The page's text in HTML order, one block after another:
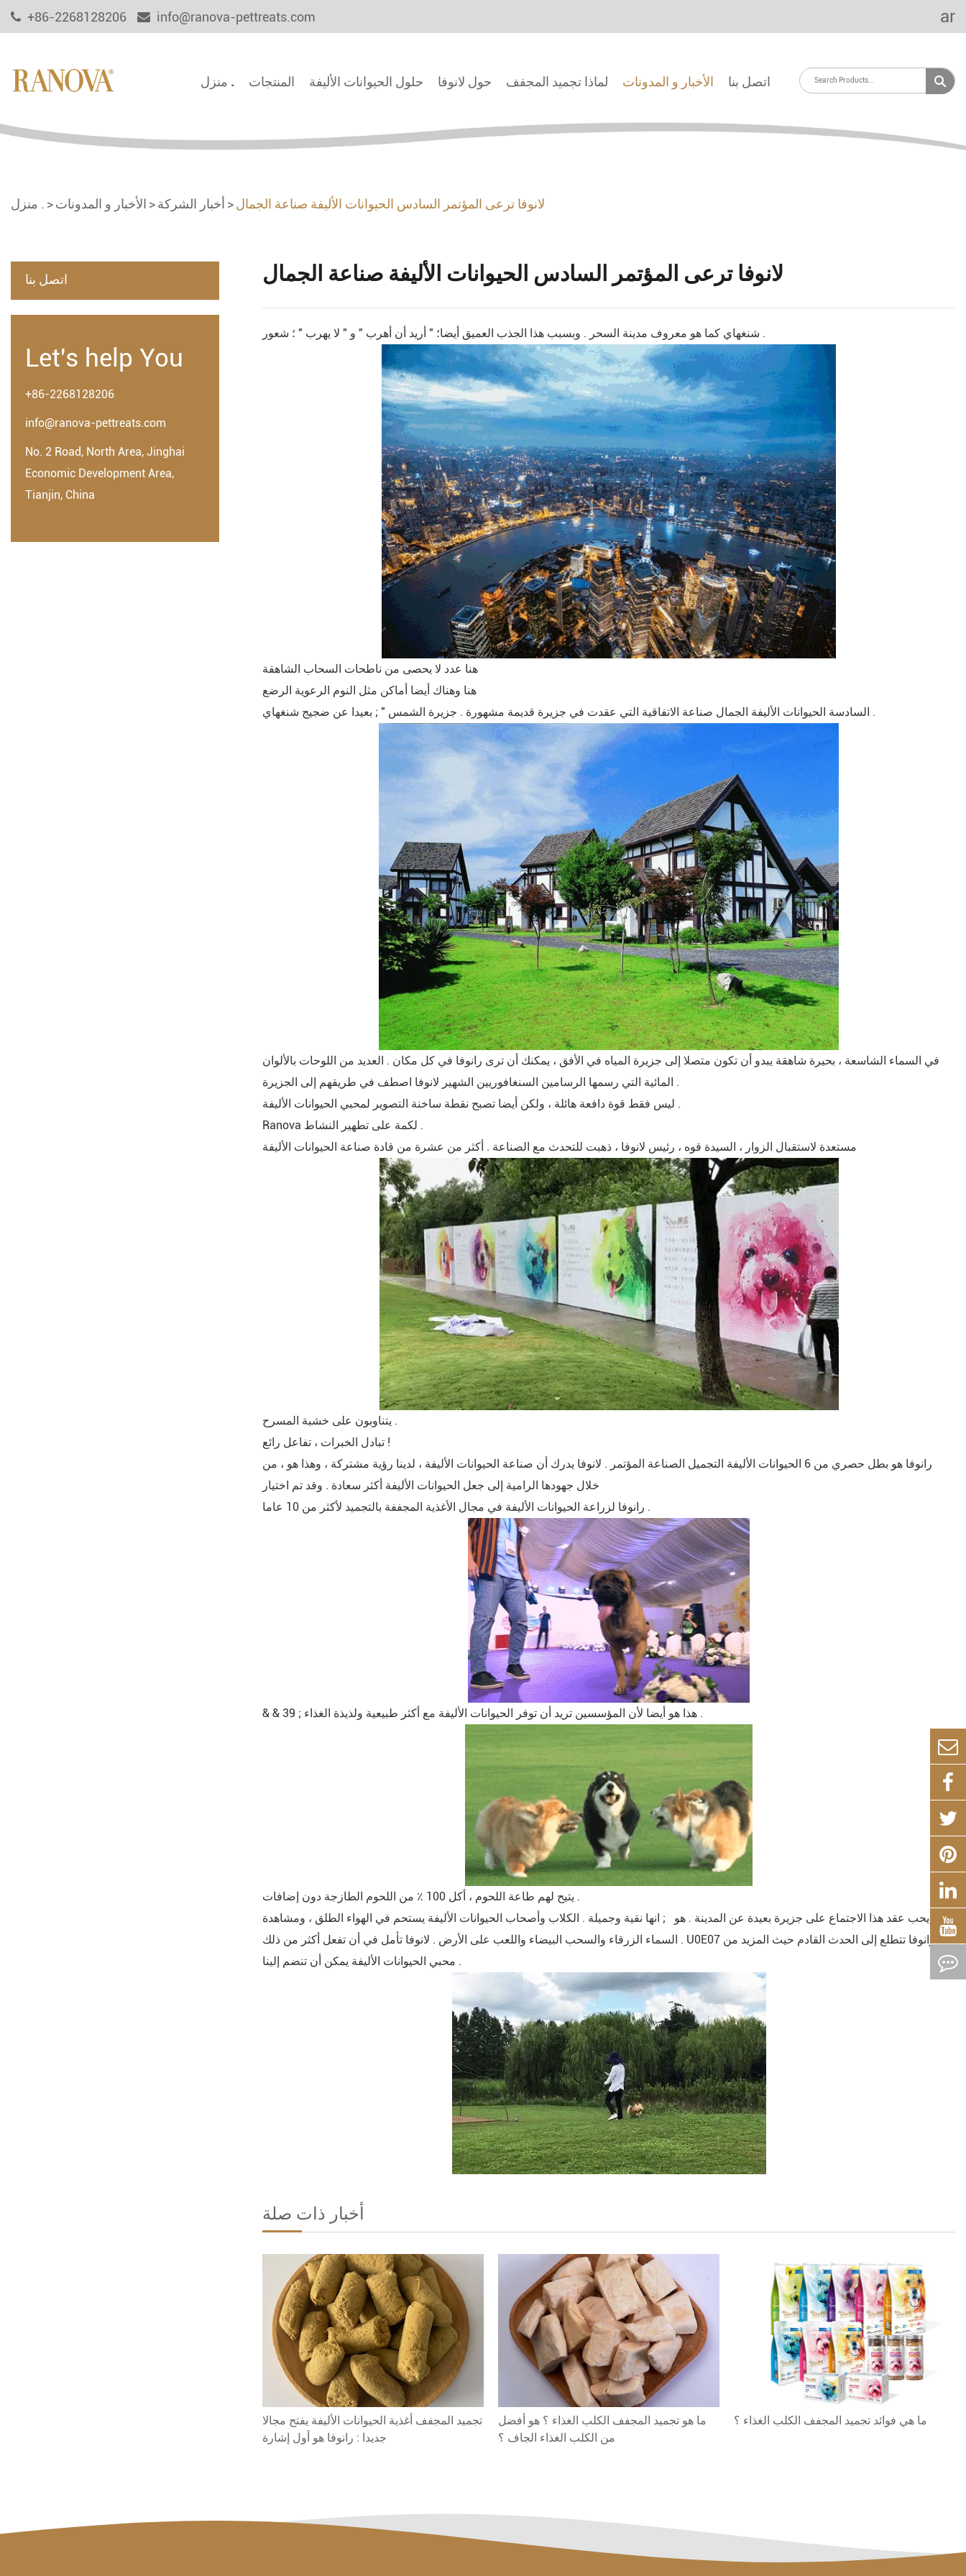
+86-2268128206 info@ranova-pettreats.com ar
منزل . المنتجات حلول الحيوانات الأليفة حول لانوفا لماذا تجميد المجفف الأخبار و المدونات اتصل بنا
منزل . الأخبار و المدونات أخبار الشركة لانوفا ترعى المؤتمر السادس الحيوانات الأليفة صناعة الجمال
اتصل بنا
Let's help You
+86-2268128206
info@ranova-pettreats.com
No. 2 Road, North Area, Jinghai
Economic Development Area,
Tianjin, China
لانوفا ترعى المؤتمر السادس الحيوانات الأليفة صناعة الجمال
شنغهاي كما هو معروف مدينة السحر . وبسبب هذا الجذب العميق أيضا؛ " أريد أن أهرب " و " لا يهرب " ؛ شعور .
هنا عدد لا يحصى من ناطحات السحاب الشاهقة
هنا وهناك أيضا أماكن مثل النوم الرعوية الرضع
السادسة الحيوانات الأليفة الجمال صناعة الاتفاقية التي عقدت في جزيرة قديمة مشهورة . جزيرة الشمس " ; بعيدا عن ضجيج شنغهاي .
في السماء الشاسعة ، بحيرة شاهقة يبدو أن تكون متصلا إلى جزيرة المياه في الأفق ، يمكنك أن ترى رانوفا في كل مكان . العديد من اللوحات بالألوان
المائية التي رسمها الرسامين السنغافوريين الشهير لانوفا اصطف في طريقهم إلى الجزيرة .
ليس فقط قوة دافعة هائلة ، ولكن أيضا تصبح نقطة ساخنة التصوير لمحبي الحيوانات الأليفة .
Ranova لكمة على تطهير النشاط .
مستعدة لاستقبال الزوار ، السيدة قوه ، رئيس لانوفا ، ذهبت للتحدث مع الصناعة . أكثر من عشرة من قادة صناعة الحيوانات الأليفة
يتناوبون على خشبة المسرح .
تبادل الخبرات ، تفاعل رائع !
رانوفا هو بطل حصري من 6 الحيوانات الأليفة التجميل الصناعة المؤتمر . لانوفا يدرك أن صناعة الحيوانات الأليفة ، لدينا رؤية مشتركة ، وهذا هو ، من
خلال جهودها الرامية إلى جعل الحيوانات الأليفة أكثر سعادة . وقد تم اختيار
رانوفا لزراعة الحيوانات الأليفة في مجال الأغذية المجففة بالتجميد لأكثر من 10 عاما .
& & 39 ; هذا هو أيضا لأن المؤسسين تريد أن توفر الحيوانات الأليفة مع أكثر طبيعية ولذيذة الغذاء .
يتيح لهم طاعة اللحوم ، أكل 100 ٪ من اللحوم الطازجة دون إضافات .
يحب عقد هذا الاجتماع على جزيرة بعيدة عن المدينة . هو ; انها نقية وجميلة . الكلاب وأصحاب الحيوانات الأليفة يستحم في الهواء الطلق ، ومشاهدة
السماء الزرقاء والسحب البيضاء واللعب على الأرض . لانوفا تأمل في أن تفعل أكثر من ذلك . U0E07 رانوفا تتطلع إلى الحدث القادم حيث المزيد من
محبي الحيوانات الأليفة يمكن أن تنضم إلينا .
أخبار ذات صلة
تجميد المجفف أغذية الحيوانات الأليفة يفتح مجالا
جديدا : رانوفا هو أول إشارة
ما هو تجميد المجفف الكلب الغذاء ؟ هو أفضل
من الكلب الغذاء الجاف ؟
ما هي فوائد تجميد المجفف الكلب الغذاء ؟